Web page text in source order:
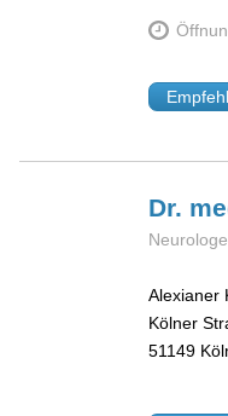
Dr.
Neurologe
Alexianer
Kölner
51149